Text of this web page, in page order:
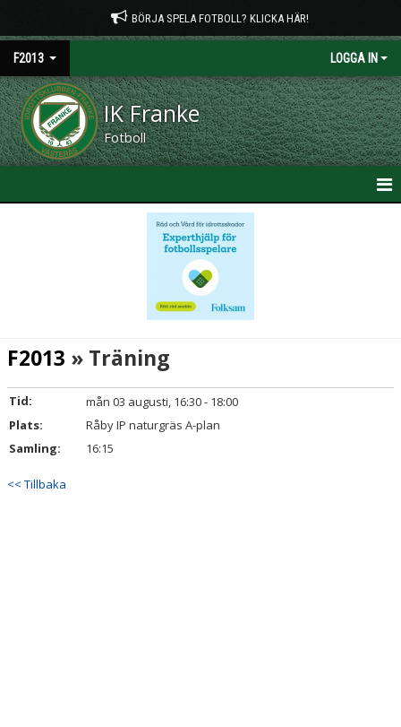
BÖRJA SPELA FOTBOLL? KLICKA HÄR!
F2013 LOGGA IN
IK Franke
Fotboll
DOKUMENT
KONTAKT
F2013 » Träning
Tid:
mån 03 augusti, 16:30 - 18:00
Plats:
Råby IP naturgräs A-plan
Samling:
16:15
<< Tillbaka